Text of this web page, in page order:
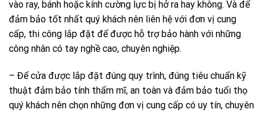
vào ray, bánh hoặc kính cường lực bị hở ra hay không. Và để
đảm bảo tốt nhất quý khách nên liên hệ với đơn vị cung
cấp, thi công lắp đặt để được hỗ trợ bảo hành với những
công nhân có tay nghề cao, chuyên nghiệp.
– Để cửa được lắp đặt đúng quy trình, đúng tiêu chuẩn kỹ
thuật đảm bảo tính thẩm mĩ, an toàn và đảm bảo tuổi thọ
quý khách nên chọn những đơn vị cung cấp có uy tín, chuyên